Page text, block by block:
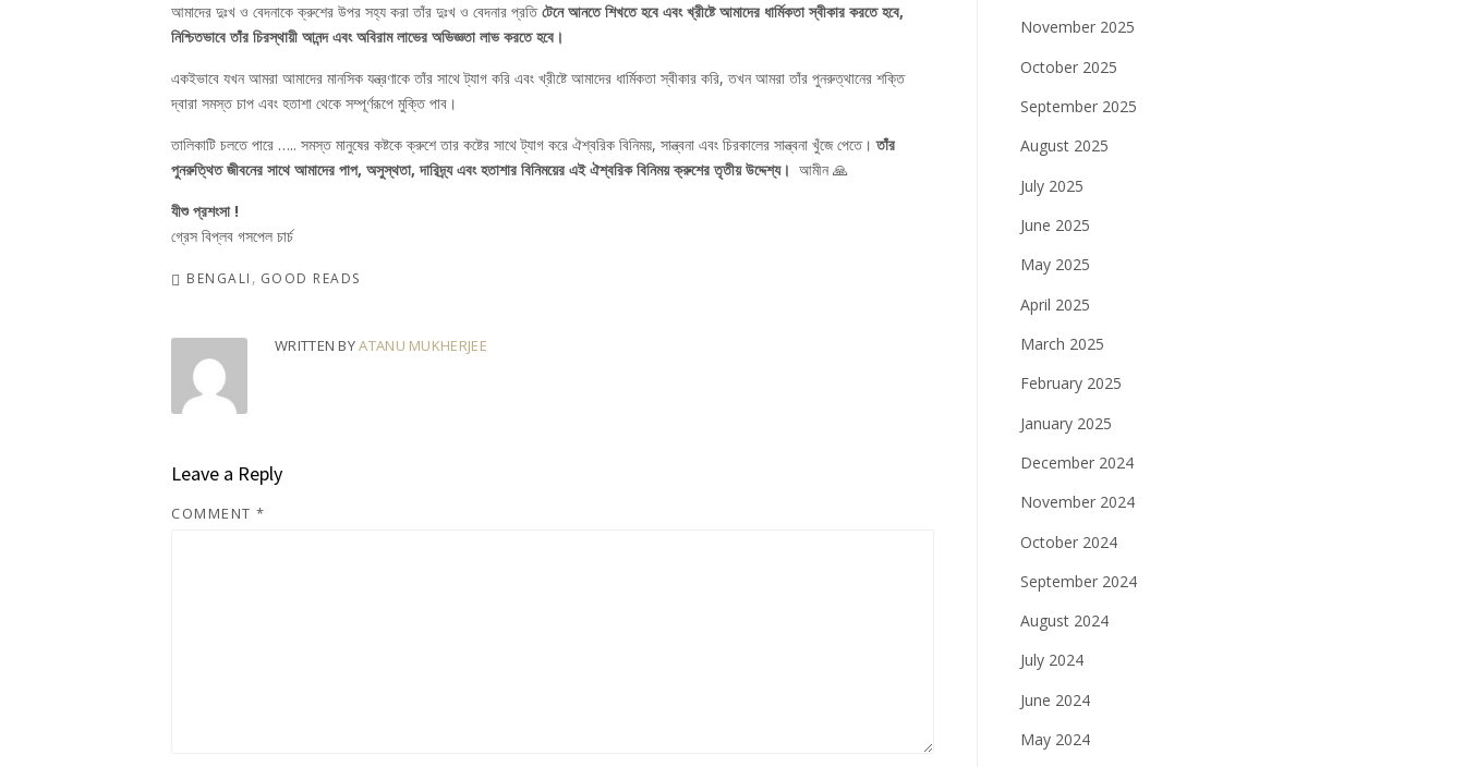
আমাদের দুঃখ ও বেদনাকে ক্রুশের উপর সহ্য করা তাঁর দুঃখ ও বেদনার প্রতিটেনে আনতে শিখতে হবে এবং খ্রীষ্টে আমাদের ধার্মিকতা স্বীকার করতে হবে,
নিশ্চিতভাবে তাঁর চিরস্থায়ী আনন্দ এবং অবিরাম লাভের অভিজ্ঞতা লাভ করতে হবে।
একইভাবে যখন আমরা আমাদের মানসিক যন্ত্রণাকে তাঁর সাথে ট্যাগ করি এবং খ্রীষ্টে আমাদের ধার্মিকতা স্বীকার করি, তখন আমরা তাঁর পুনরুত্থানের শক্তি
দ্বারা সমস্ত চাপ এবং হতাশা থেকে সম্পূর্ণরূপে মুক্তি পাব।
তালিকাটি চলতে পারে ….. সমস্ত মানুষের কষ্টকে ক্রুশে তার কষ্টের সাথে ট্যাগ করে ঐশ্বরিক বিনিময়, সান্ত্বনা এবং চিরকালের সান্ত্বনা খুঁজে পেতে।তাঁর
পুনরুত্থিত জীবনের সাথে আমাদের পাপ, অসুস্থতা, দারিদ্র্য এবং হতাশার বিনিময়ের এই ঐশ্বরিক বিনিময় ক্রুশের তৃতীয় উদ্দেশ্য। আমীন 🙏
যীশু প্রশংসা !
গ্রেস বিপ্লব গসপেল চার্চ
BENGALI GOOD READS
WRITTEN BYATANU MUKHERJEE
Leave a Reply
COMMENT *
November 2025
October 2025
September 2025
August 2025
July 2025
June 2025
May 2025
April 2025
March 2025
February 2025
January 2025
December 2024
November 2024
October 2024
September 2024
August 2024
July 2024
June 2024
May 2024